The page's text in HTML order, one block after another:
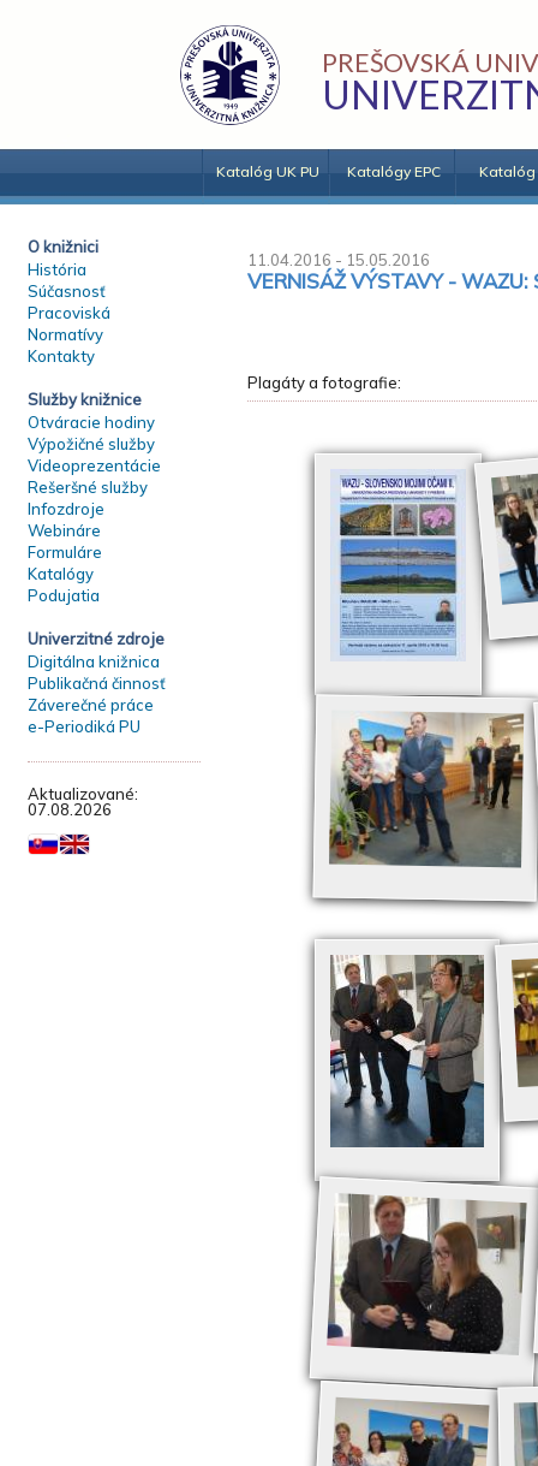
PREŠOVSKÁ
Katalóg UK PU Katalógy EPC Katalóg
O knižnici
História
Súčasnosť
Pracoviská
Normatívy
Kontakty
Služby knižnice
Otváracie hodiny
Výpožičné služby
Videoprezentácie
Rešeršné služby
Infozdroje
Webináre
Formuláre
Katalógy
Podujatia
Univerzitné zdroje
Digitálna knižnica
Publikačná činnosť
Záverečné práce
e-Periodiká PU
Aktualizované:
07.08.2026
11.04.2016 - 15.05.2016
VERNISÁŽ VÝSTAVY - WAZU:
Plagáty a fotografie: